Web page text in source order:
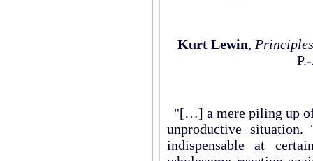
Kurt Lewin,
"[…] a mere piling up of
unproductive
indispensable at